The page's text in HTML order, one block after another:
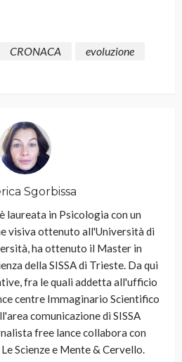
CRONACA
evoluzione
Sgorbissa
laureata in Psicologia con un
visiva ottenuto all'Università di
ha ottenuto il Master in
della SISSA di Trieste. Da qui
fra le quali addetta all'ufficio
centre Immaginario Scientifico
comunicazione di SISSA
free lance collabora con
Scienze e Mente & Cervello.